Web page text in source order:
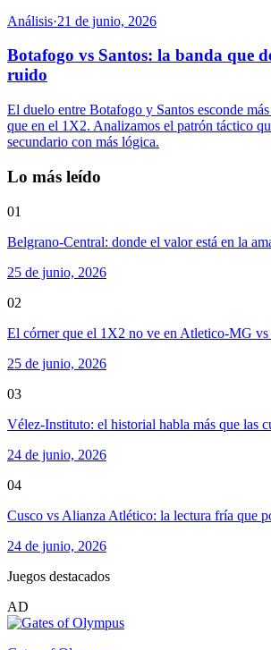
Análisis·21 de junio, 2026
Botafogo vs Santos: la banda que
ruido
El duelo entre Botafogo y Santos esconde
que en el 1X2. Analizamos el patrón táctico
secundario con más lógica.
Lo más leído
01
Belgrano-Central: donde el valor está en la
25 de junio, 2026
02
El córner que el 1X2 no ve en Atletico-MG vs
25 de junio, 2026
03
Vélez-Instituto: el historial habla más que las
24 de junio, 2026
04
Cusco vs Alianza Atlético: la lectura fría que
24 de junio, 2026
Juegos destacados
AD